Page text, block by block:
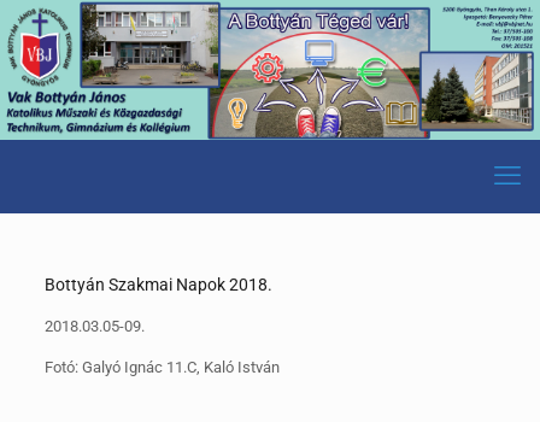
Bottyán Szakmai Napok 2018.
2018.03.05-09.
Fotó: Galyó Ignác 11.C, Kaló István